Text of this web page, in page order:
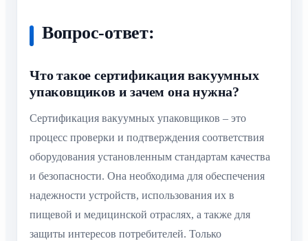
Вопрос-ответ:
Что такое сертификация вакуумных
упаковщиков и зачем она нужна?
Сертификация вакуумных упаковщиков – это
процесс проверки и подтверждения соответствия
оборудования установленным стандартам качества
и безопасности. Она необходима для обеспечения
надежности устройств, использования их в
пищевой и медицинской отраслях, а также для
защиты интересов потребителей. Только